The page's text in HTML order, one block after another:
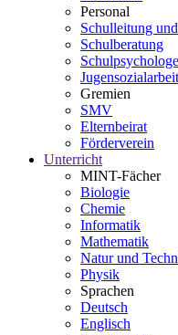
Personal
Schulleitung
Schulberatung
Schulpsychologe
Gremien
SMV
Elternbeirat
Förderverein
Unterricht
MINT-Fächer
Biologie
Chemie
Informatik
Mathematik
Natur und
Physik
Sprachen
Deutsch
Englisch